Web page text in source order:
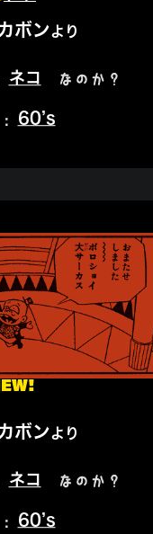
ボンより
ネコ なのか？
60’s
ボンより
ネコ なのか？
60’s